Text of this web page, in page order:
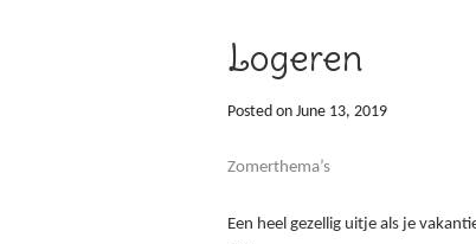
Logeren
Posted on June 13, 2019
Zomerthema’s
Een heel gezellig uitje als je